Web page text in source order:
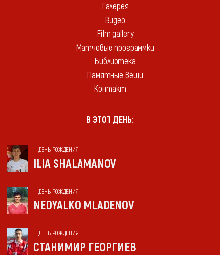
Галерея
Видео
Film gallery
Матчевые программки
Библиотека
Памятные вещи
Контакт
В ЭТОТ ДЕНЬ:
ДЕНЬ РОЖДЕНИЯ
ILIA SHALAMANOV
ДЕНЬ РОЖДЕНИЯ
NEDYALKO MLADENOV
ДЕНЬ РОЖДЕНИЯ
СТАНИМИР ГЕОРГИЕВ